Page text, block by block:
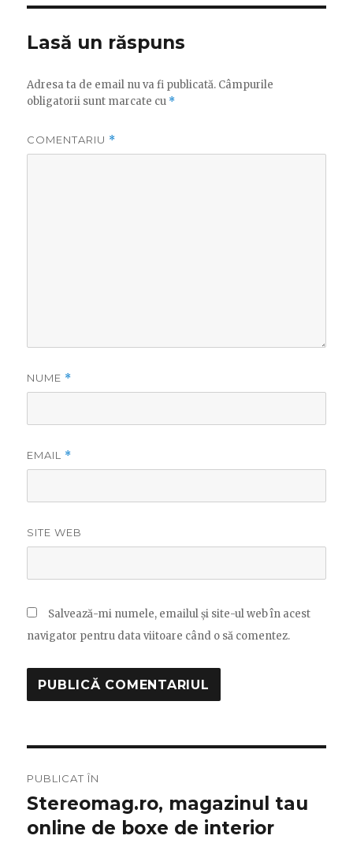
Lasă un răspuns
Adresa ta de email nu va fi publicată. Câmpurile
obligatorii sunt marcate cu *
COMENTARIU *
NUME *
EMAIL *
SITE WEB
Salvează-mi numele, emailul și site-ul web în acest
navigator pentru data viitoare când o să comentez.
în
articole
PUBLICAT ÎN
Stereomag.ro, magazinul tau
online de boxe de interior